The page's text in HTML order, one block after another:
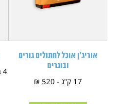
אוריג'ן אוכל לחתולים גורים
ובוגרים
17 ק"ג - 520 ₪